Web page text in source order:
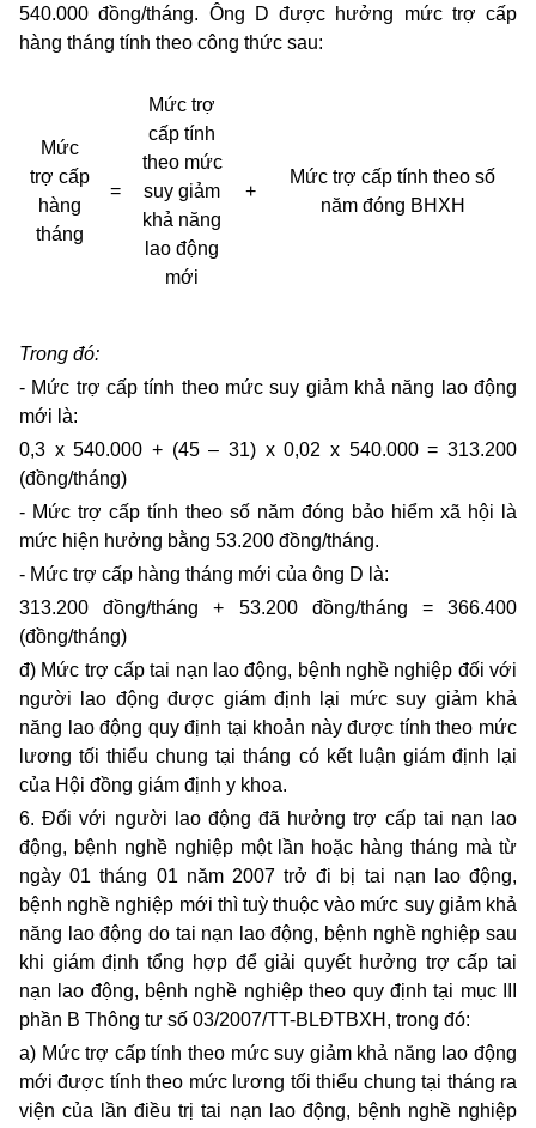
540.000 đồng/tháng. Ông D được hưởng mức trợ cấp
hàng tháng tính theo công thức sau:
Mức
trợ cấp
hàng
tháng
=
Mức trợ
cấp tính
theo mức
suy giảm
khả năng
lao động
mới
+
Mức trợ cấp tính theo số
năm đóng BHXH
Trong đó:
- Mức trợ cấp tính theo mức suy giảm khả năng lao động
mới là:
0,3 x 540.000 + (45 – 31) x 0,02 x 540.000 = 313.200
(đồng/tháng)
- Mức trợ cấp tính theo số năm đóng bảo hiểm xã hội là
mức hiện hưởng bằng 53.200 đồng/tháng.
- Mức trợ cấp hàng tháng mới của ông D là:
313.200 đồng/tháng + 53.200 đồng/tháng = 366.400
(đồng/tháng)
đ) Mức trợ cấp tai nạn lao động, bệnh nghề nghiệp đối với
người lao động được giám định lại mức suy giảm khả
năng lao động quy định tại khoản này được tính theo mức
lương tối thiểu chung tại tháng có kết luận giám định lại
của Hội đồng giám định y khoa.
6. Đối với người lao động đã hưởng trợ cấp tai nạn lao
động, bệnh nghề nghiệp một lần hoặc hàng tháng mà từ
ngày 01 tháng 01 năm 2007 trở đi bị tai nạn lao động,
bệnh nghề nghiệp mới thì tuỳ thuộc vào mức suy giảm khả
năng lao động do tai nạn lao động, bệnh nghề nghiệp sau
khi giám định tổng hợp để giải quyết hưởng trợ cấp tai
nạn lao động, bệnh nghề nghiệp theo quy định tại mục III
phần B Thông tư số 03/2007/TT-BLĐTBXH, trong đó:
a) Mức trợ cấp tính theo mức suy giảm khả năng lao động
mới được tính theo mức lương tối thiểu chung tại tháng ra
viện của lần điều trị tai nạn lao động, bệnh nghề nghiệp